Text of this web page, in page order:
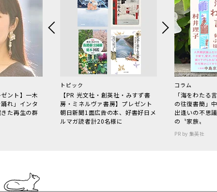
ント】一木
れ」インタ
た再生の群
トピック
【PR 光文社・創英社・みすず書
房・ミネルヴァ書房】プレゼント
朝日新聞1面広告の本、好書好日メ
ルマガ読者計20名様に
コラム
「海をわた
の往復書簡」
出逢いの不思
の〝家族〟
PR by 集英社